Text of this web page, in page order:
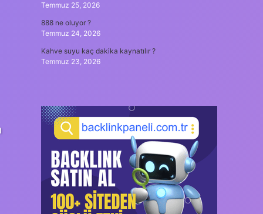
Temmuz 25, 2026
888 ne oluyor ?
Temmuz 24, 2026
Kahve suyu kaç dakika kaynatılır ?
Temmuz 23, 2026